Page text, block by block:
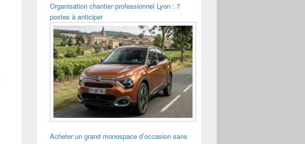
Organisation chantier professionnel Lyon : 7
postes à anticiper
Acheter un grand monospace d’occasion sans